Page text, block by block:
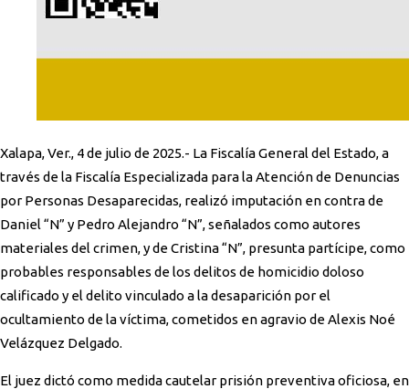
Xalapa, Ver., 4 de julio de 2025.- La Fiscalía General del Estado, a
través de la Fiscalía Especializada para la Atención de Denuncias
por Personas Desaparecidas, realizó imputación en contra de
Daniel “N” y Pedro Alejandro “N”, señalados como autores
materiales del crimen, y de Cristina “N”, presunta partícipe, como
probables responsables de los delitos de homicidio doloso
calificado y el delito vinculado a la desaparición por el
ocultamiento de la víctima, cometidos en agravio de Alexis Noé
Velázquez Delgado.
El juez dictó como medida cautelar prisión preventiva oficiosa, en